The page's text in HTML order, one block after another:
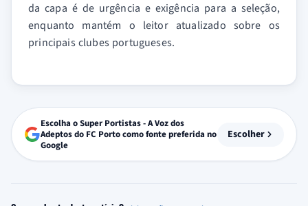
da capa é de urgência e exigência para a seleção,
enquanto mantém o leitor atualizado sobre os
principais clubes portugueses.
Escolha o Super Portistas - A Voz dos
Adeptos do FC Porto como fonte preferida no
Google
Escolher